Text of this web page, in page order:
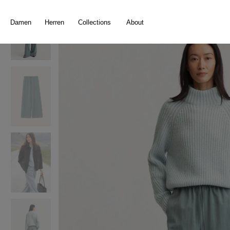
Damen Herren Collections About